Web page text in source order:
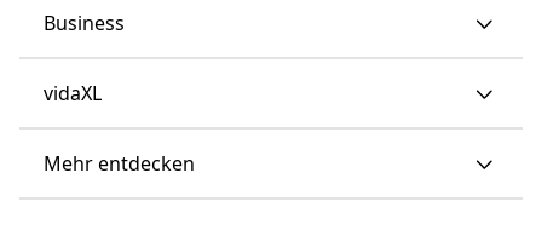
Business
vidaXL
Mehr entdecken